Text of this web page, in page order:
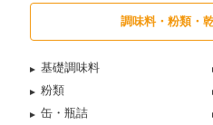
調味料・粉類・
基礎調味料
粉類
缶・瓶詰